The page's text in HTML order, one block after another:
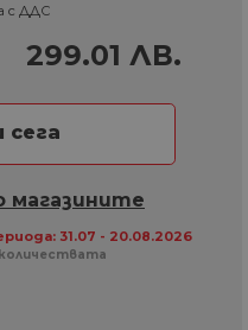
с ДДС
299.01 ЛВ.
сега
магазините
31.07 - 20.08.2026